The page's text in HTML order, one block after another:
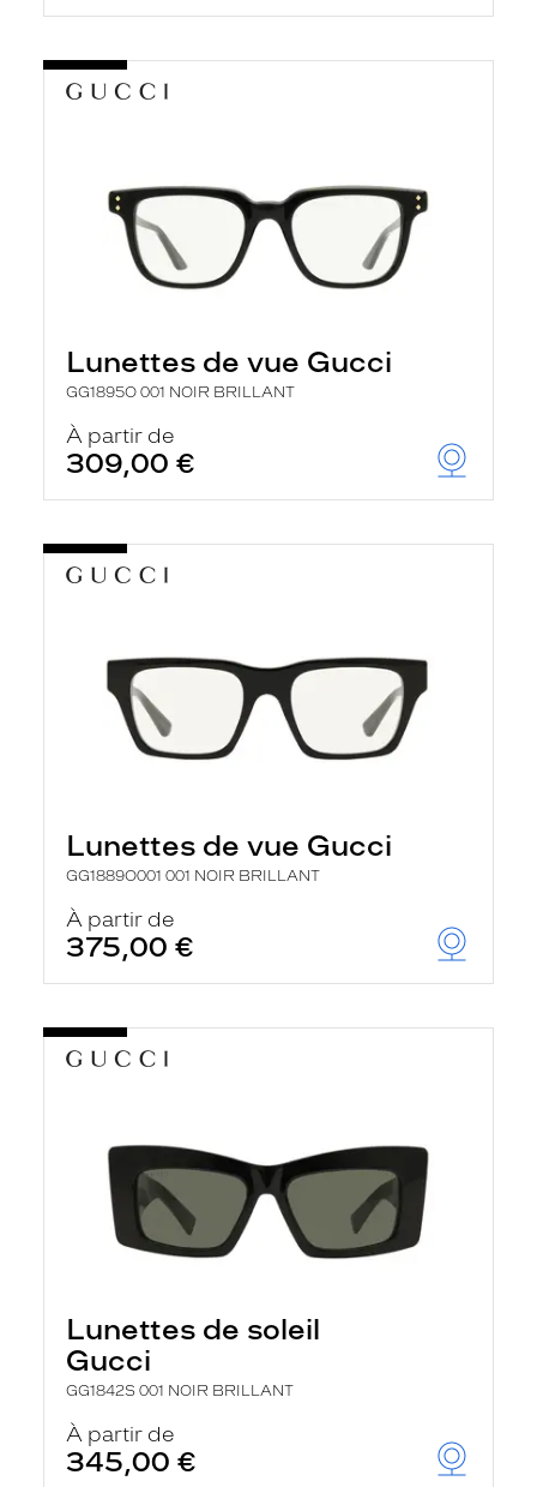
Lunettes de vue Gucci
GG1895O 001 NOIR BRILLANT
À partir de
309,00 €
Lunettes de vue Gucci
GG1889O001 001 NOIR BRILLANT
À partir de
375,00 €
Lunettes de soleil
Gucci
GG1842S 001 NOIR BRILLANT
À partir de
345,00 €